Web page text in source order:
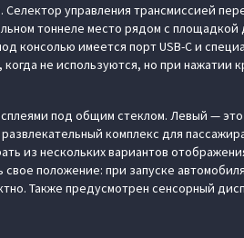
управления трансмиссией
тоннеле место рядом с
консолью имеется порт USB-C и
не используются, но при нажатии
под общим стеклом. Левый — это
комплекс для
из нескольких вариантов
положение: при запуске
Также предусмотрен сенсорный